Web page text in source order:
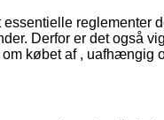
reglementer
Derfor er det også
købet af , uafhængig